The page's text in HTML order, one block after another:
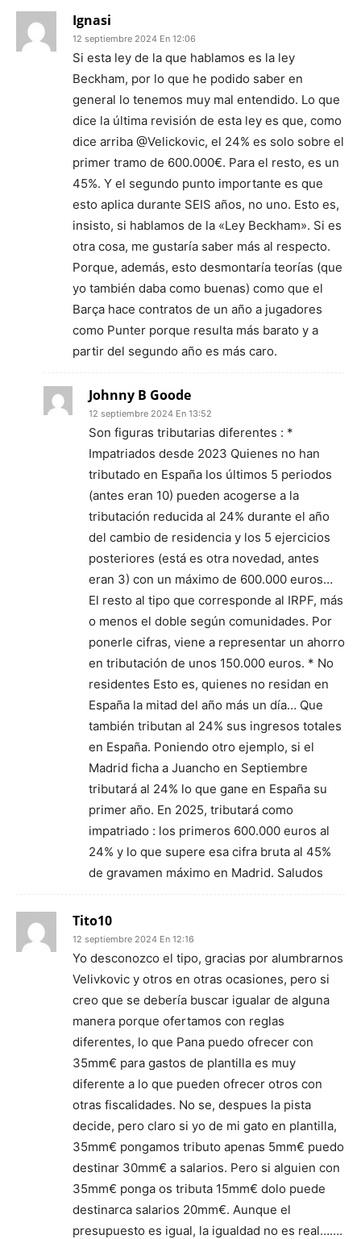
Ignasi
12 septiembre 2024 En 12:06
Si esta ley de la que hablamos es la ley
Beckham, por lo que he podido saber en
general lo tenemos muy mal entendido. Lo que
dice la última revisión de esta ley es que, como
dice arriba @Velickovic, el 24% es solo sobre el
primer tramo de 600.000€. Para el resto, es un
45%. Y el segundo punto importante es que
esto aplica durante SEIS años, no uno. Esto es,
insisto, si hablamos de la «Ley Beckham». Si es
otra cosa, me gustaría saber más al respecto.
Porque, además, esto desmontaría teorías (que
yo también daba como buenas) como que el
Barça hace contratos de un año a jugadores
como Punter porque resulta más barato y a
partir del segundo año es más caro.
Johnny B Goode
12 septiembre 2024 En 13:52
Son figuras tributarias diferentes : *
Impatriados desde 2023 Quienes no han
tributado en España los últimos 5 periodos
(antes eran 10) pueden acogerse a la
tributación reducida al 24% durante el año
del cambio de residencia y los 5 ejercicios
posteriores (está es otra novedad, antes
eran 3) con un máximo de 600.000 euros…
El resto al tipo que corresponde al IRPF, más
o menos el doble según comunidades. Por
ponerle cifras, viene a representar un ahorro
en tributación de unos 150.000 euros. * No
residentes Esto es, quienes no residan en
España la mitad del año más un día… Que
también tributan al 24% sus ingresos totales
en España. Poniendo otro ejemplo, si el
Madrid ficha a Juancho en Septiembre
tributará al 24% lo que gane en España su
primer año. En 2025, tributará como
impatriado : los primeros 600.000 euros al
24% y lo que supere esa cifra bruta al 45%
de gravamen máximo en Madrid. Saludos
Tito10
12 septiembre 2024 En 12:16
Yo desconozco el tipo, gracias por alumbrarnos
Velivkovic y otros en otras ocasiones, pero si
creo que se debería buscar igualar de alguna
manera porque ofertamos con reglas
diferentes, lo que Pana puedo ofrecer con
35mm€ para gastos de plantilla es muy
diferente a lo que pueden ofrecer otros con
otras fiscalidades. No se, despues la pista
decide, pero claro si yo de mi gato en plantilla,
35mm€ pongamos tributo apenas 5mm€ puedo
destinar 30mm€ a salarios. Pero si alguien con
35mm€ ponga os tributa 15mm€ dolo puede
destinarca salarios 20mm€. Aunque el
presupuesto es igual, la igualdad no es real…….